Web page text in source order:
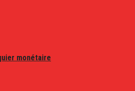
monétaire